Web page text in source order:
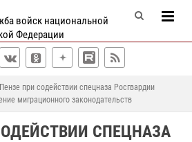
войск национальной
Федерации
при содействии спецназа Росгвардии
миграционного законодательств
СПЕЦНАЗА